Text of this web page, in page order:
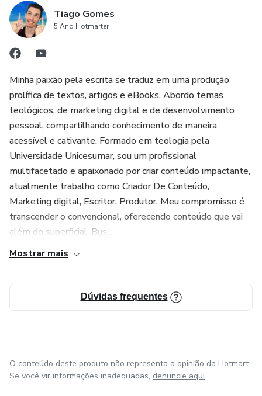
Tiago Gomes
5 Ano Hotmarter
Minha paixão pela escrita se traduz em uma produção
prolífica de textos, artigos e eBooks. Abordo temas
teológicos, de marketing digital e de desenvolvimento
pessoal, compartilhando conhecimento de maneira
acessível e cativante. Formado em teologia pela
Universidade Unicesumar, sou um profissional
multifacetado e apaixonado por criar conteúdo impactante,
atualmente trabalho como Criador De Conteúdo,
Marketing digital, Escritor, Produtor. Meu compromisso é
transcender o convencional, oferecendo conteúdo que vai
além do superficial. Bus...
Mostrar mais
Dúvidas frequentes
O conteúdo deste produto não representa a opinião da Hotmart.
Se você vir informações inadequadas, denuncie aqui